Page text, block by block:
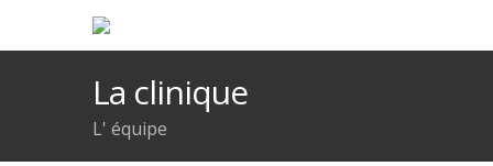
La clinique
L' équipe